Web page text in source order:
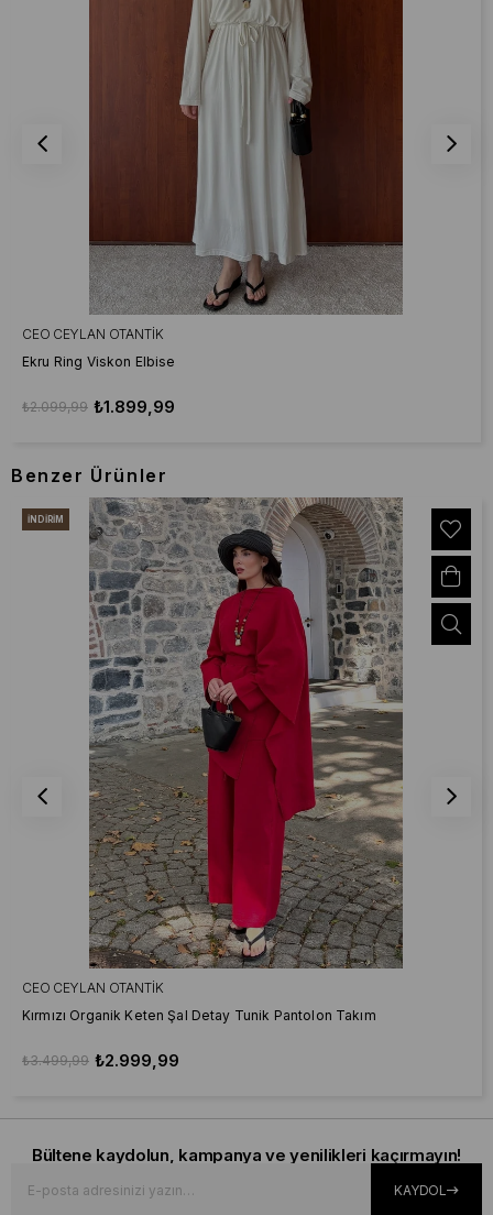
CEO CEYLAN OTANTIK
Ekru Ring Viskon Elbise
₺1.899,99
₺2.099,99
Benzer Ürünler
CEO CEYLAN OTANTIK
Kırmızı Organik Keten Şal Detay Tunik Pantolon Takım
₺2.999,99
₺3.499,99
İNDIRIM
Bültene kaydolun, kampanya ve yenilikleri kaçırmayın!
KAYDOL